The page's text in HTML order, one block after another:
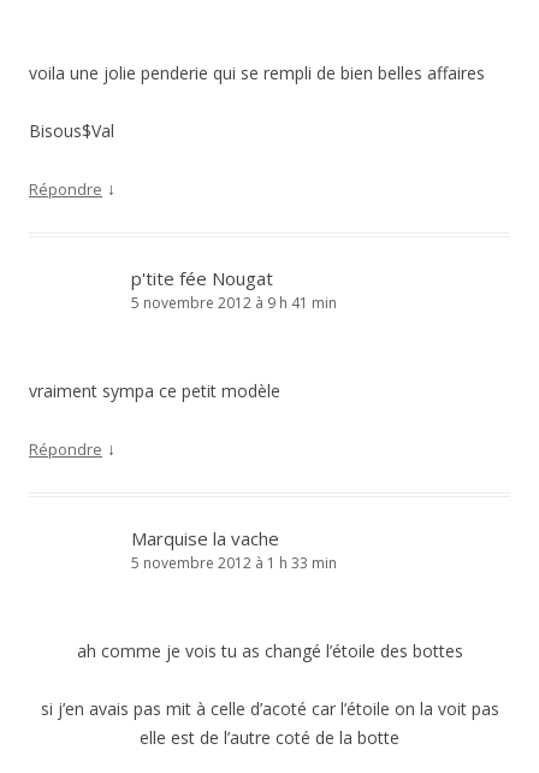
voila une jolie penderie qui se rempli de bien belles affaires
Bisous$Val
Répondre ↓
p'tite fée Nougat
5 novembre 2012 à 9 h 41 min
vraiment sympa ce petit modèle
Répondre ↓
Marquise la vache
5 novembre 2012 à 1 h 33 min
ah comme je vois tu as changé l’étoile des bottes
si j’en avais pas mit à celle d’acoté car l’étoile on la voit pas
elle est de l’autre coté de la botte